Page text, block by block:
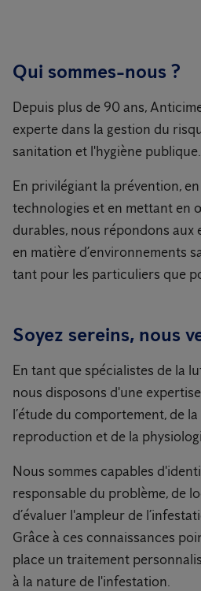
Qui sommes-nous ?
Depuis plus de 90 ans,
experte dans la gestion du
sanitation et l'hygiène publique.
En privilégiant la prévention,
technologies et en mettant en
durables, nous répondons aux
en matière d’environnements
tant pour les particuliers que
Soyez sereins, nous
En tant que spécialistes de la
nous disposons d'une
l’étude du comportement, de
reproduction et de la
Nous sommes capables
responsable du problème, de
d’évaluer l'ampleur de
Grâce à ces connaissances
place un traitement
à la nature de l'infestation.